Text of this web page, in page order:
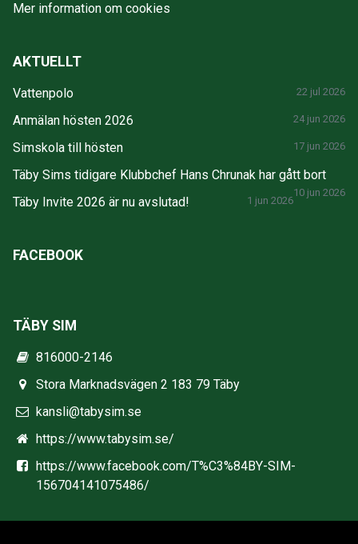
Mer information om cookies
AKTUELLT
Vattenpolo 22 jul 2026
Anmälan hösten 2026 24 jun 2026
Simskola till hösten 17 jun 2026
Täby Sims tidigare Klubbchef Hans Chrunak har gått bort
10 jun 2026
Täby Invite 2026 är nu avslutad! 1 jun 2026
FACEBOOK
TÄBY SIM
816000-2146
Stora Marknadsvägen 2 183 79 Täby
kansli@tabysim.se
https://www.tabysim.se/
https://www.facebook.com/T%C3%84BY-SIM-
156704141075486/